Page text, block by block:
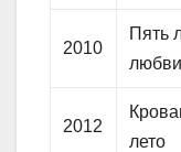
2010
Пять
любви
2012
лето